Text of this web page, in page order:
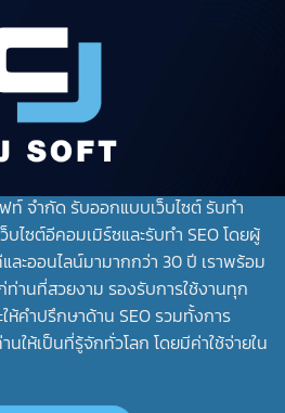
ท์ จำกัด รับออกแบบเว็บไซต์ รับทำ
บไซต์อีคอมเมิร์ซและรับทำ SEO โดยผู้
ละออนไลน์มามากกว่า 30 ปี เราพร้อม
ท่านที่สวยงาม รองรับการใช้งานทุก
คำปรึกษาด้าน SEO รวมทั้งการ
ให้เป็นที่รู้จักทั่วโลก โดยมีค่าใช้จ่ายใน